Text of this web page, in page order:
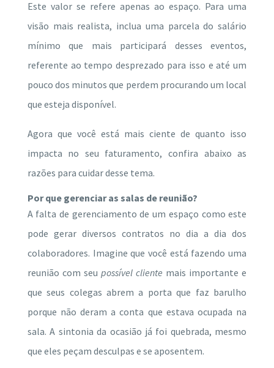
Este valor se refere apenas ao espaço. Para uma
visão mais realista, inclua uma parcela do salário
mínimo que mais participará desses eventos,
referente ao tempo desprezado para isso e até um
pouco dos minutos que perdem procurando um local
que esteja disponível.
Agora que você está mais ciente de quanto isso
impacta no seu faturamento, confira abaixo as
razões para cuidar desse tema.
Por que gerenciar as salas de reunião?
A falta de gerenciamento de um espaço como este
pode gerar diversos contratos no dia a dia dos
colaboradores. Imagine que você está fazendo uma
reunião com seu possível cliente mais importante e
que seus colegas abrem a porta que faz barulho
porque não deram a conta que estava ocupada na
sala.A sintonia da ocasião já foi quebrada, mesmo
que eles peçam desculpas e se aposentem.